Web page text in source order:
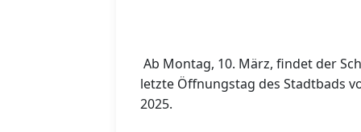
Ab Montag, 10. März, findet der
letzte Öffnungstag des Stadtbads
2025.